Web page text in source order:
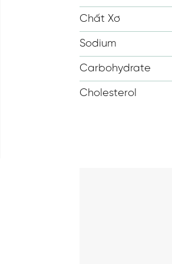
Chất Xơ
Sodium
Carbohydrate
Cholesterol